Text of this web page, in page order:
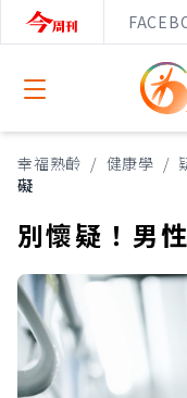
Open menu
幸福熟齡 / 健康學 /
礙
別懷疑！男